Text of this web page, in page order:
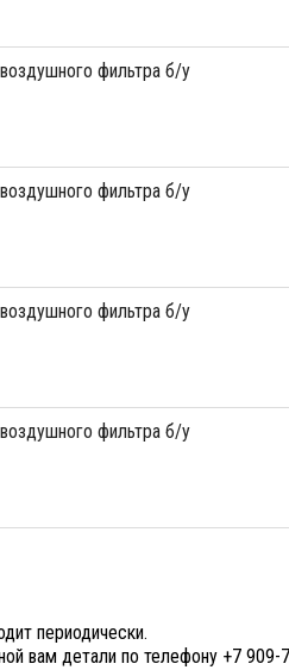
фильтра б/у
фильтра б/у
фильтра б/у
фильтра б/у
периодически.
вам детали по телефону +7